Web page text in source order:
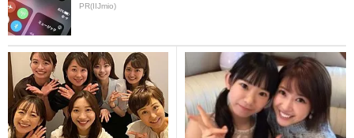
PR(IIJmio)